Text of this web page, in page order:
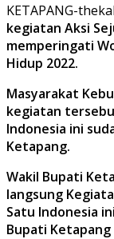
KETAPANG-
kegiatan Aksi
memperingati
Hidup 2022.
Masyarakat
kegiatan
Indonesia ini
Ketapang.
Wakil Bupati
langsung
Satu Indonesia
Bupati Ketapang